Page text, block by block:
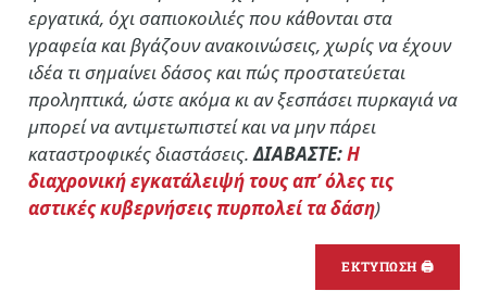
εργατικά, όχι σαπιοκοιλιές που κάθονται στα
γραφεία και βγάζουν ανακοινώσεις, χωρίς να έχουν
ιδέα τι σημαίνει δάσος και πώς προστατεύεται
προληπτικά, ώστε ακόμα κι αν ξεσπάσει πυρκαγιά να
μπορεί να αντιμετωπιστεί και να μην πάρει
καταστροφικές διαστάσεις.ΔΙΑΒΑΣΤΕ:Η
διαχρονική εγκατάλειψή τους απ’ όλες τις
αστικές κυβερνήσεις πυρπολεί τα δάση)
ΕΚΤΥΠΩΣΗ 🖨